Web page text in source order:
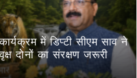
में डिप्टी सीएम साव ने
दोनों का संरक्षण जरूरी